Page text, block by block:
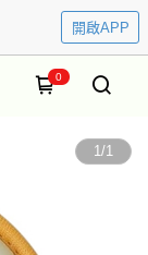
開啟APP
0
1/1